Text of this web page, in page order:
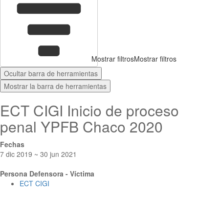
Mostrar filtrosMostrar filtros
Ocultar barra de herramientas
Mostrar la barra de herramientas
ECT CIGI Inicio de proceso
penal YPFB Chaco 2020
Fechas
7 dic 2019 ~ 30 jun 2021
Persona Defensora - Víctima
ECT CIGI